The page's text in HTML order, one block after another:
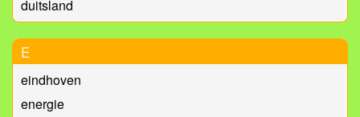
duitsland
E
eindhoven
energie